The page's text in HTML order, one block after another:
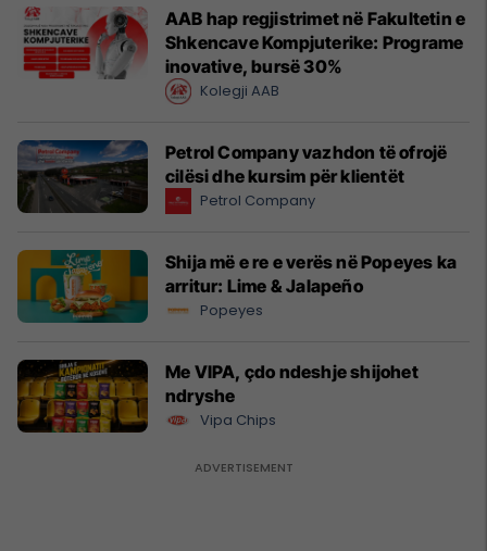
AAB hap regjistrimet në Fakultetin e
Shkencave Kompjuterike: Programe
inovative, bursë 30%
Kolegji AAB
Petrol Company vazhdon të ofrojë
cilësi dhe kursim për klientët
Petrol Company
Shija më e re e verës në Popeyes ka
arritur: Lime & Jalapeño
Popeyes
Me VIPA, çdo ndeshje shijohet
ndryshe
Vipa Chips